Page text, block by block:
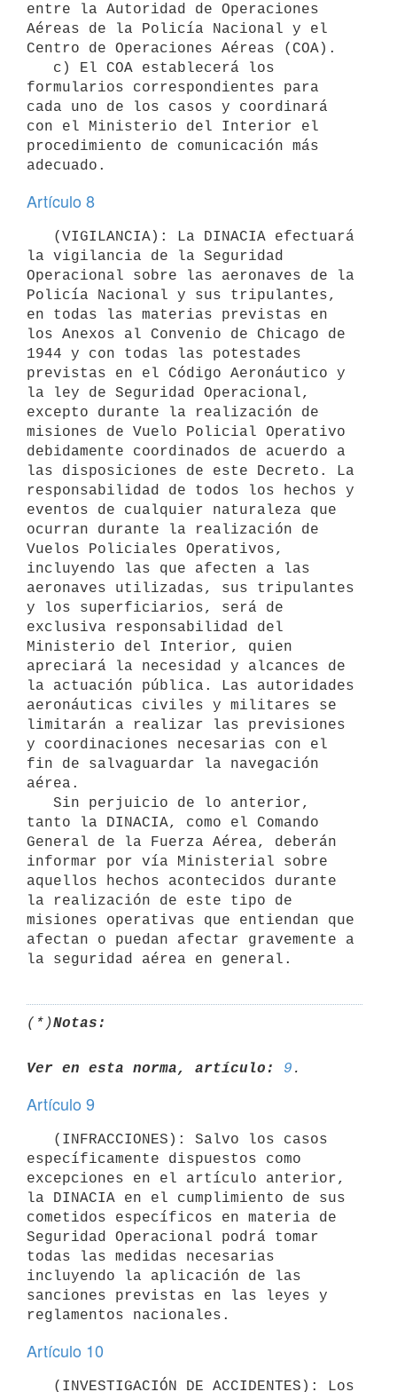
entre la Autoridad de Operaciones
Aéreas de la Policía Nacional y el
Centro de Operaciones Aéreas (COA).
formularios correspondientes para
cada uno de los casos y coordinará
con el Ministerio del Interior el
procedimiento de comunicación más
Artículo 8
la vigilancia de la Seguridad
Operacional sobre las aeronaves de la
Policía Nacional y sus tripulantes,
en todas las materias previstas en
los Anexos al Convenio de Chicago de
1944 y con todas las potestades
previstas en el Código Aeronáutico y
la ley de Seguridad Operacional,
excepto durante la realización de
misiones de Vuelo Policial Operativo
debidamente coordinados de acuerdo a
las disposiciones de este Decreto. La
responsabilidad de todos los hechos y
eventos de cualquier naturaleza que
ocurran durante la realización de
Vuelos Policiales Operativos,
incluyendo las que afecten a las
aeronaves utilizadas, sus tripulantes
y los superficiarios, será de
exclusiva responsabilidad del
Ministerio del Interior, quien
apreciará la necesidad y alcances de
la actuación pública. Las autoridades
aeronáuticas civiles y militares se
limitarán a realizar las previsiones
y coordinaciones necesarias con el
fin de salvaguardar la navegación
aérea.
tanto la DINACIA, como el Comando
General de la Fuerza Aérea, deberán
informar por vía Ministerial sobre
aquellos hechos acontecidos durante
la realización de este tipo de
misiones operativas que entiendan que
afectan o puedan afectar gravemente a
(*)Notas:
Ver en esta norma, artículo: 9
Artículo 9
específicamente dispuestos como
excepciones en el artículo anterior,
la DINACIA en el cumplimiento de sus
cometidos específicos en materia de
Seguridad Operacional podrá tomar
todas las medidas necesarias
incluyendo la aplicación de las
sanciones previstas en las leyes y
Artículo 10